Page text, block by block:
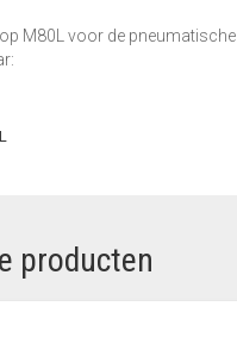
M80L voor de pneumatische
producten